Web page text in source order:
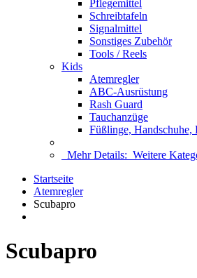
Pflegemittel
Schreibtafeln
Signalmittel
Sonstiges Zubehör
Tools / Reels
Kids
Atemregler
ABC-Ausrüstung
Rash Guard
Tauchanzüge
Füßlinge, Handschuhe,
Mehr Details: Weitere
Startseite
Atemregler
Scubapro
Scubapro